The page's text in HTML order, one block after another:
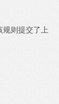
规则提交了上